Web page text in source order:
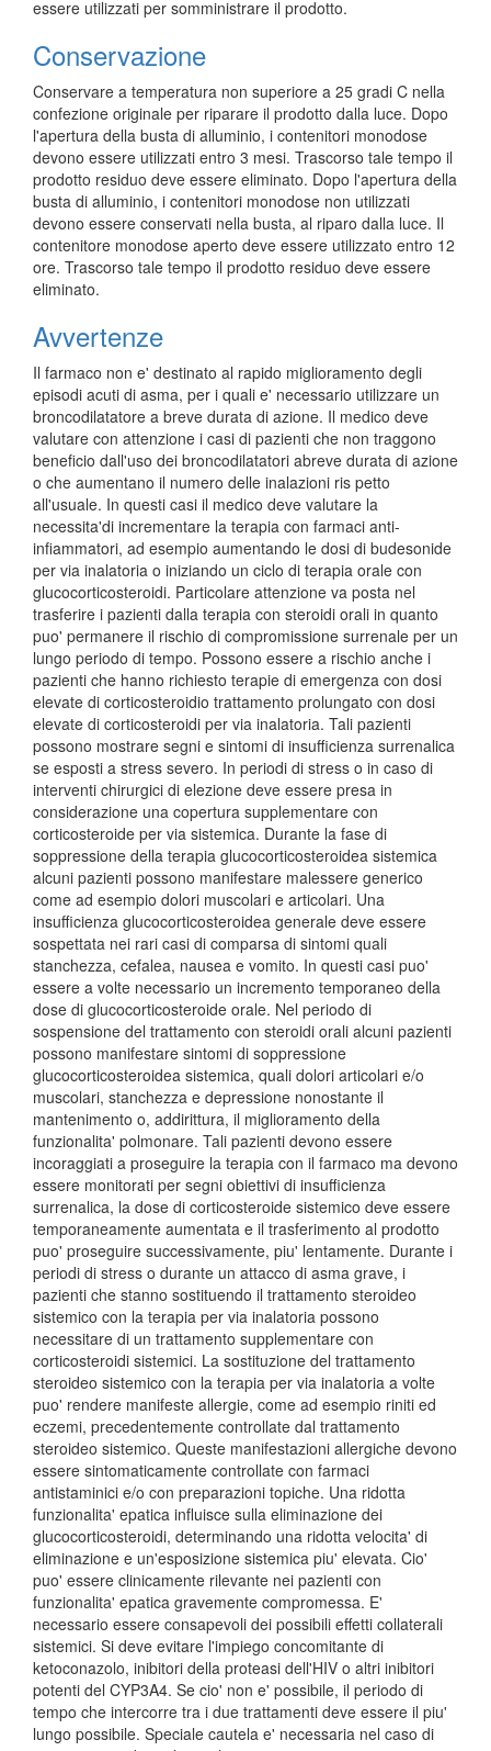
essere utilizzati per somministrare il prodotto.
Conservazione
Conservare a temperatura non superiore a 25 gradi C nella
confezione originale per riparare il prodotto dalla luce. Dopo
l'apertura della busta di alluminio, i contenitori monodose
devono essere utilizzati entro 3 mesi. Trascorso tale tempo il
prodotto residuo deve essere eliminato. Dopo l'apertura della
busta di alluminio, i contenitori monodose non utilizzati
devono essere conservati nella busta, al riparo dalla luce. Il
contenitore monodose aperto deve essere utilizzato entro 12
ore. Trascorso tale tempo il prodotto residuo deve essere
eliminato.
Avvertenze
Il farmaco non e' destinato al rapido miglioramento degli
episodi acuti di asma, per i quali e' necessario utilizzare un
broncodilatatore a breve durata di azione. Il medico deve
valutare con attenzione i casi di pazienti che non traggono
beneficio dall'uso dei broncodilatatori abreve durata di azione
o che aumentano il numero delle inalazioni ris petto
all'usuale. In questi casi il medico deve valutare la
necessita'di incrementare la terapia con farmaci anti-
infiammatori, ad esempio aumentando le dosi di budesonide
per via inalatoria o iniziando un ciclo di terapia orale con
glucocorticosteroidi. Particolare attenzione va posta nel
trasferire i pazienti dalla terapia con steroidi orali in quanto
puo' permanere il rischio di compromissione surrenale per un
lungo periodo di tempo. Possono essere a rischio anche i
pazienti che hanno richiesto terapie di emergenza con dosi
elevate di corticosteroidio trattamento prolungato con dosi
elevate di corticosteroidi per via inalatoria. Tali pazienti
possono mostrare segni e sintomi di insufficienza surrenalica
se esposti a stress severo. In periodi di stress o in caso di
interventi chirurgici di elezione deve essere presa in
considerazione una copertura supplementare con
corticosteroide per via sistemica. Durante la fase di
soppressione della terapia glucocorticosteroidea sistemica
alcuni pazienti possono manifestare malessere generico
come ad esempio dolori muscolari e articolari. Una
insufficienza glucocorticosteroidea generale deve essere
sospettata nei rari casi di comparsa di sintomi quali
stanchezza, cefalea, nausea e vomito. In questi casi puo'
essere a volte necessario un incremento temporaneo della
dose di glucocorticosteroide orale. Nel periodo di
sospensione del trattamento con steroidi orali alcuni pazienti
possono manifestare sintomi di soppressione
glucocorticosteroidea sistemica, quali dolori articolari e/o
muscolari, stanchezza e depressione nonostante il
mantenimento o, addirittura, il miglioramento della
funzionalita' polmonare. Tali pazienti devono essere
incoraggiati a proseguire la terapia con il farmaco ma devono
essere monitorati per segni obiettivi di insufficienza
surrenalica, la dose di corticosteroide sistemico deve essere
temporaneamente aumentata e il trasferimento al prodotto
puo' proseguire successivamente, piu' lentamente. Durante i
periodi di stress o durante un attacco di asma grave, i
pazienti che stanno sostituendo il trattamento steroideo
sistemico con la terapia per via inalatoria possono
necessitare di un trattamento supplementare con
corticosteroidi sistemici. La sostituzione del trattamento
steroideo sistemico con la terapia per via inalatoria a volte
puo' rendere manifeste allergie, come ad esempio riniti ed
eczemi, precedentemente controllate dal trattamento
steroideo sistemico. Queste manifestazioni allergiche devono
essere sintomaticamente controllate con farmaci
antistaminici e/o con preparazioni topiche. Una ridotta
funzionalita' epatica influisce sulla eliminazione dei
glucocorticosteroidi, determinando una ridotta velocita' di
eliminazione e un'esposizione sistemica piu' elevata. Cio'
puo' essere clinicamente rilevante nei pazienti con
funzionalita' epatica gravemente compromessa. E'
necessario essere consapevoli dei possibili effetti collaterali
sistemici. Si deve evitare l'impiego concomitante di
ketoconazolo, inibitori della proteasi dell'HIV o altri inibitori
potenti del CYP3A4. Se cio' non e' possibile, il periodo di
tempo che intercorre tra i due trattamenti deve essere il piu'
lungo possibile. Speciale cautela e' necessaria nel caso di